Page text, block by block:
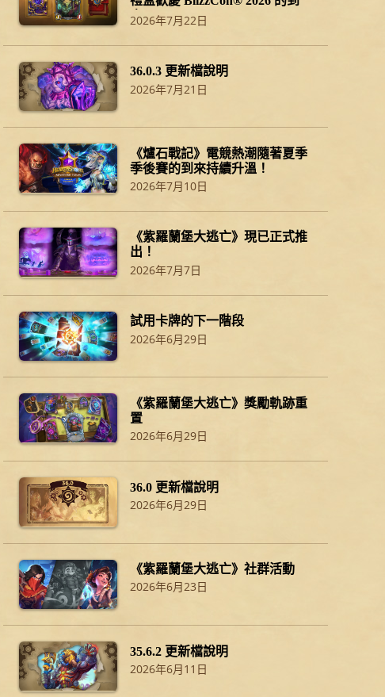
來！
2026年7月22日
36.0.3 更新檔說明
2026年7月21日
《爐石戰記》電競熱潮隨著夏季
季後賽的到來持續升溫！
2026年7月10日
《紫羅蘭堡大逃亡》現已正式推
出！
2026年7月7日
試用卡牌的下一階段
2026年6月29日
《紫羅蘭堡大逃亡》獎勵軌跡重
置
2026年6月29日
36.0 更新檔說明
2026年6月29日
《紫羅蘭堡大逃亡》社群活動
2026年6月23日
35.6.2 更新檔說明
2026年6月11日